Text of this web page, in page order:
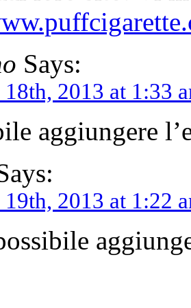
Says:
2013 at 1:33
aggiungere
2013 at 1:22